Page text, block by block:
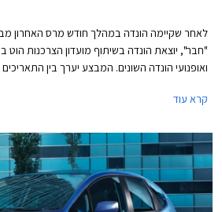
לאחר שקיימה הונדה במהלך חודש מרס האחרון
"חבר", יוצאת הונדה בשיתוף מועדון הצרכנות
ואבזור מתנה בהתאם לדגם. כמו כן, מוצעים
מקומית) ומימון בריבית פריים מינוס 0.5%.
קרא עוד